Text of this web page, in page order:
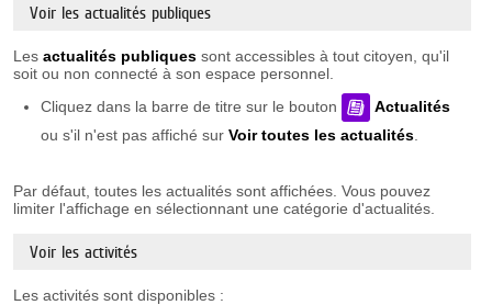
Voir les actualités publiques
Les actualités publiquessont accessibles à tout citoyen, qu'il
soit ou non connecté à son espace personnel.
Cliquez dans la barre de titre sur le bouton
Actualités
ou s'il n'est pas affiché sur Voir toutes les actualités.
Par défaut, toutes les actualités sont affichées. Vous pouvez
limiter l'affichage en sélectionnant une catégorie d'actualités.
Voir les activités
Les activités sont disponibles :